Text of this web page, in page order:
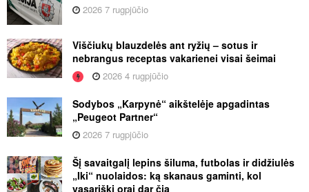
2026 7 rugpjūčio
Viščiukų blauzdelės ant ryžių – sotus ir
nebrangus receptas vakarienei visai šeimai
2026 4 rugpjūčio
Sodybos „Karpynė“ aikštelėje apgadintas
„Peugeot Partner“
2026 7 rugpjūčio
Šį savaitgalį lepins šiluma, futbolas ir didžiulės
„Iki“ nuolaidos: ką skanaus gaminti, kol
vasariški orai dar čia